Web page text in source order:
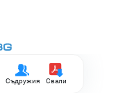
Съдружия Свали